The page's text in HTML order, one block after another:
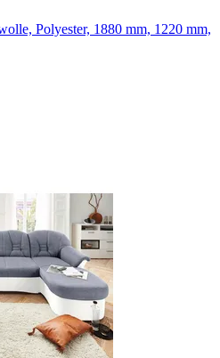
Polyester, 1880 mm, 1220 mm,